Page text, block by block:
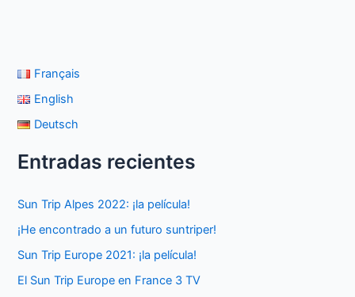
Français
English
Deutsch
Entradas recientes
Sun Trip Alpes 2022: ¡la película!
¡He encontrado a un futuro suntriper!
Sun Trip Europe 2021: ¡la película!
El Sun Trip Europe en France 3 TV